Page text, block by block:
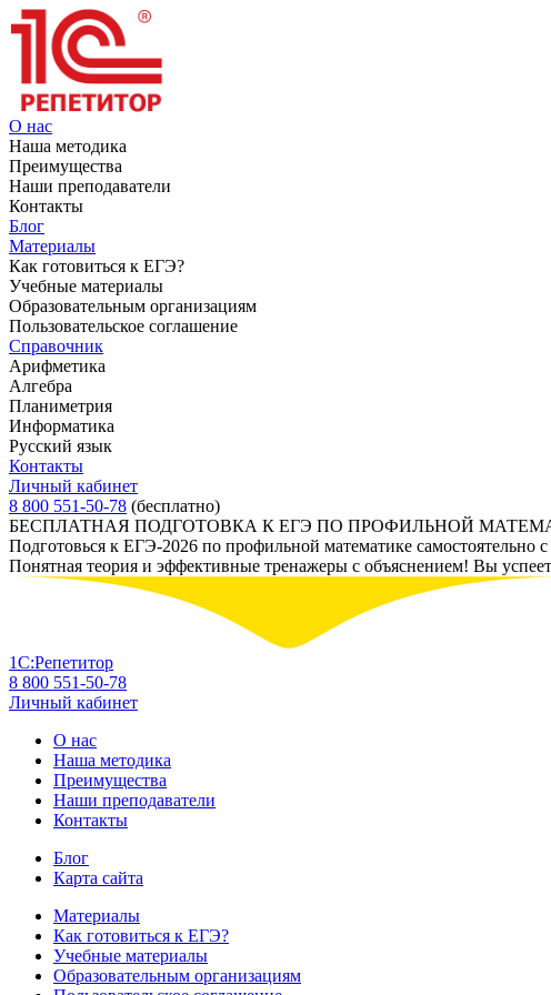
О нас
Наша методика
Преимущества
Наши преподаватели
Контакты
Блог
Материалы
Как готовиться к ЕГЭ?
Учебные материалы
Образовательным организациям
Пользовательское соглашение
Справочник
Арифметика
Алгебра
Планиметрия
Информатика
Русский язык
Контакты
Личный кабинет
8 800 551-50-78 (бесплатно)
БЕСПЛАТНАЯ ПОДГОТОВКА К ЕГЭ ПО ПРОФИЛЬНОЙ
Подготовься к ЕГЭ-2026 по профильной математике
Понятная теория и эффективные тренажеры с объяснением! Вы
1С:Репетитор
8 800 551-50-78
Личный кабинет
О нас
Наша методика
Преимущества
Наши преподаватели
Контакты
Блог
Карта сайта
Материалы
Как готовиться к ЕГЭ?
Учебные материалы
Образовательным организациям